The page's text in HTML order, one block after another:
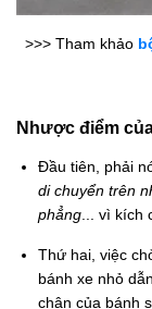
>>> Tham khảo
Nhược điểm
Đầu tiên, phải
di chuyển trên
phẳng ... vì
Thứ hai, việc
bánh xe nhỏ
chân của bánh